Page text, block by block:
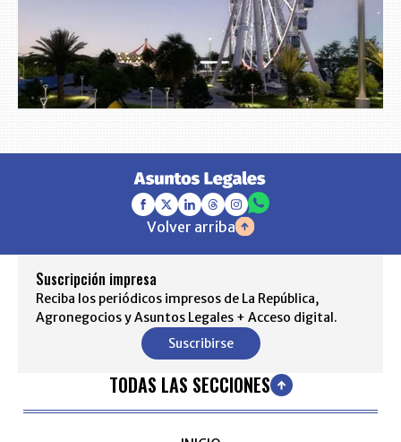
Volver arriba
Suscripción impresa
Reciba los periódicos impresos de La República,
Agronegocios y Asuntos Legales + Acceso digital.
Suscribirse
TODAS LAS SECCIONES